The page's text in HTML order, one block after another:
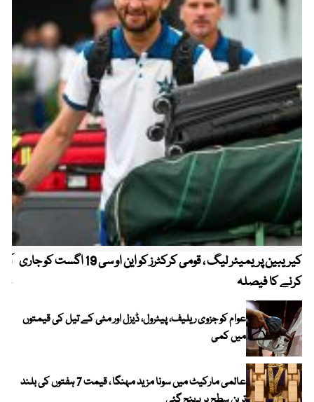
کیریبین پریمیئر لیگ ، قومی کرکٹرز کو این او سی 19 اگست کو جاری
کرنے کا فیصلہ
عوام کو جزوی ریلیف، پیٹرول، ڈیزل اور مٹی کے تیل کی قیمتوں
میں کمی
عالمی مارکیٹ میں سونا مزید مہنگا ، قیمت 7 ہفتوں کی بلند